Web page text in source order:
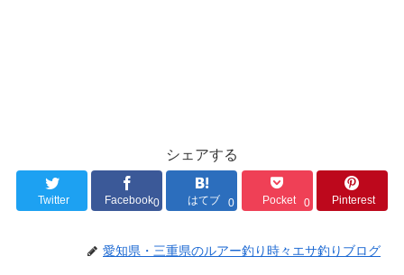
シェアする
Twitter Facebook0 はてブ 0 Pocket 0 Pinterest
愛知県・三重県のルアー釣り時々エサ釣りブログ